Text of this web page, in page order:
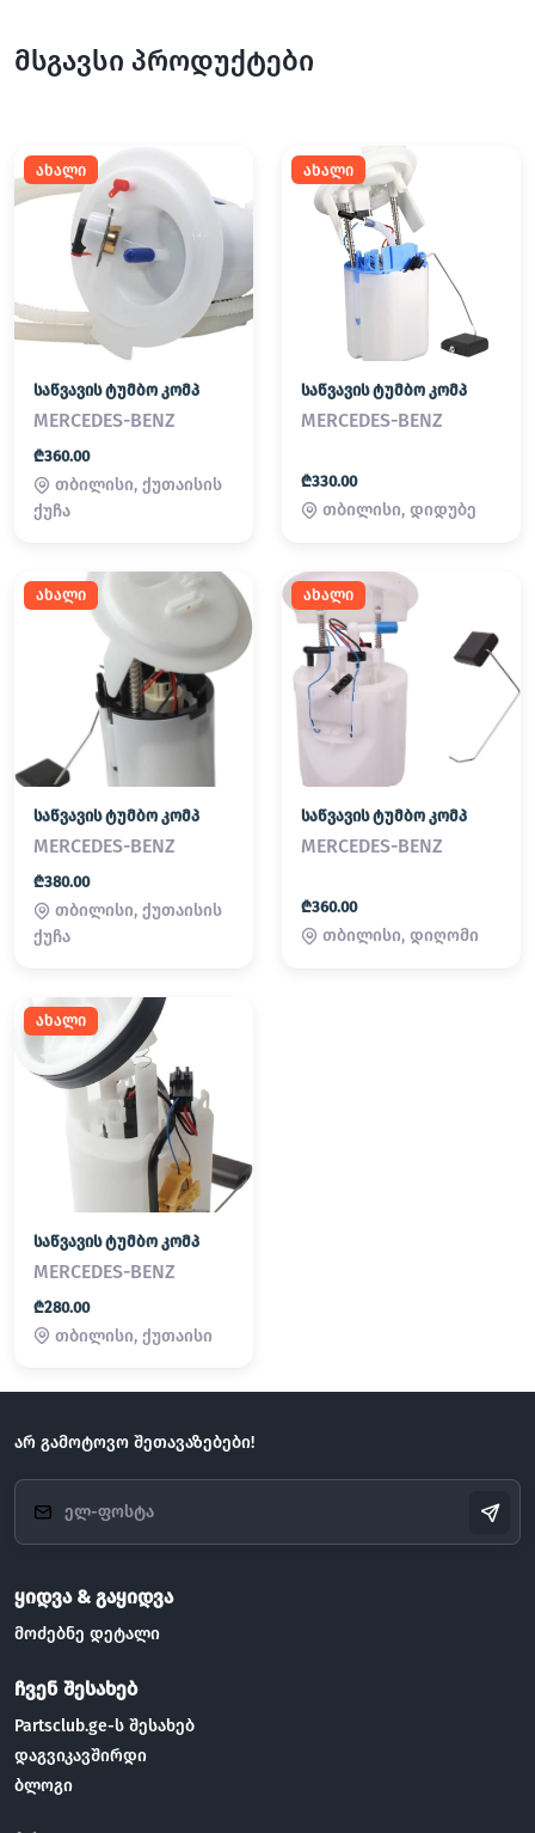
მსგავსი პროდუქტები
ახალი
საწვავის ტუმბო კომპ
MERCEDES-BENZ
₾360.00
თბილისი, ქუთაისის
ქუჩა
ახალი
საწვავის ტუმბო კომპ
MERCEDES-BENZ
₾330.00
თბილისი, დიდუბე
ახალი
საწვავის ტუმბო კომპ
MERCEDES-BENZ
₾380.00
თბილისი, ქუთაისის
ქუჩა
ახალი
საწვავის ტუმბო კომპ
MERCEDES-BENZ
₾360.00
თბილისი, დიღომი
ახალი
საწვავის ტუმბო კომპ
MERCEDES-BENZ
₾280.00
თბილისი, ქუთაისი
არ გამოტოვო შეთავაზებები!
ყიდვა & გაყიდვა
მოძებნე დეტალი
ჩვენ შესახებ
Partsclub.ge-ს შესახებ
დაგვიკავშირდი
ბლოგი